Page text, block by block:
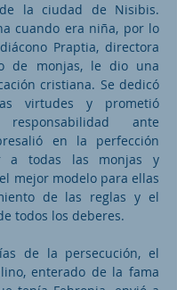
la ciudad de Nisibis.
cuando era niña, por lo
Praptia, directora
de monjas, le dio una
cristiana. Se dedicó
virtudes y prometió
ante
en la perfección
a todas las monjas y
mejor modelo para ellas
de las reglas y el
todos los deberes.
de la persecución, el
enterado de la fama